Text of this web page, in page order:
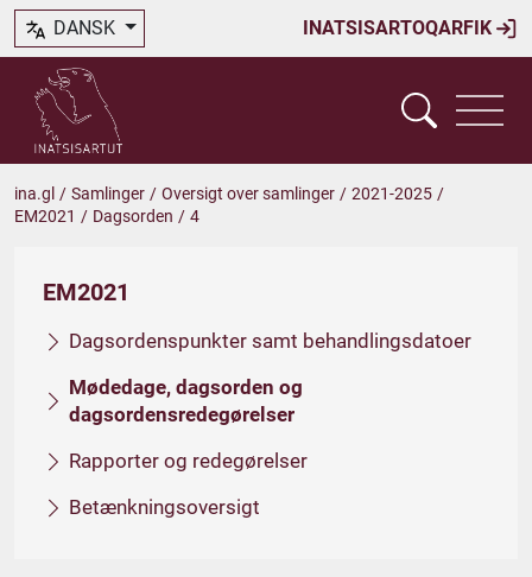
INATSISARTOQARFIK
DANSK
ina.gl / Samlinger / Oversigt over samlinger / 2021-2025 /
EM2021 / Dagsorden / 4
EM2021
Dagsordenspunkter samt behandlingsdatoer
Mødedage, dagsorden og
dagsordensredegørelser
Rapporter og redegørelser
Betænkningsoversigt